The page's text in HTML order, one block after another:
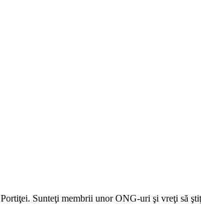
Sunteţi membrii unor ONG-uri şi vreţi să